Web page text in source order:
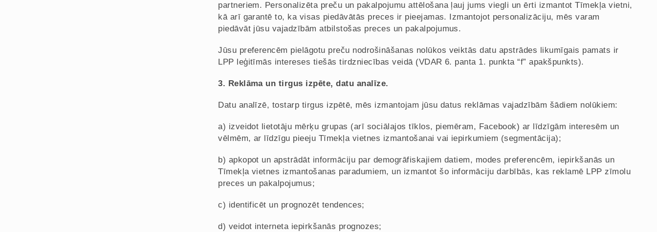
partneriem. Personalizēta preču un pakalpojumu attēlošana ļauj jums viegli un ērti izmantot Tīmekļa vietni,
kā arī garantē to, ka visas piedāvātās preces ir pieejamas. Izmantojot personalizāciju, mēs varam
piedāvāt jūsu vajadzībām atbilstošas preces un pakalpojumus.
Jūsu preferencēm pielāgotu preču nodrošināšanas nolūkos veiktās datu apstrādes likumīgais pamats ir
LPP leģitīmās intereses tiešās tirdzniecības veidā (VDAR 6. panta 1. punkta “f” apakšpunkts).
3. Reklāma un tirgus izpēte, datu analīze.
Datu analīzē, tostarp tirgus izpētē, mēs izmantojam jūsu datus reklāmas vajadzībām šādiem nolūkiem:
a) izveidot lietotāju mērķu grupas (arī sociālajos tīklos, piemēram, Facebook) ar līdzīgām interesēm un
vēlmēm, ar līdzīgu pieeju Tīmekļa vietnes izmantošanai vai iepirkumiem (segmentācija);
b) apkopot un apstrādāt informāciju par demogrāfiskajiem datiem, modes preferencēm, iepirkšanās un
Tīmekļa vietnes izmantošanas paradumiem, un izmantot šo informāciju darbībās, kas reklamē LPP zīmolu
preces un pakalpojumus;
c) identificēt un prognozēt tendences;
d) veidot interneta iepirkšanās prognozes;